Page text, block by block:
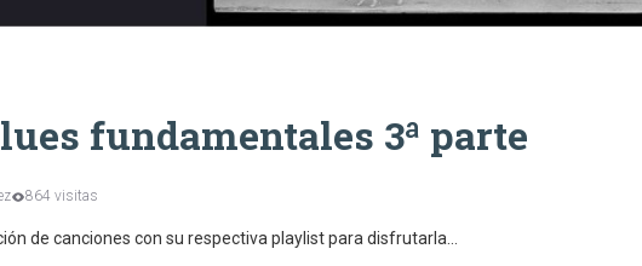
fundamentales 3ª parte
864 visitas
de canciones con su respectiva playlist para disfrutarla…